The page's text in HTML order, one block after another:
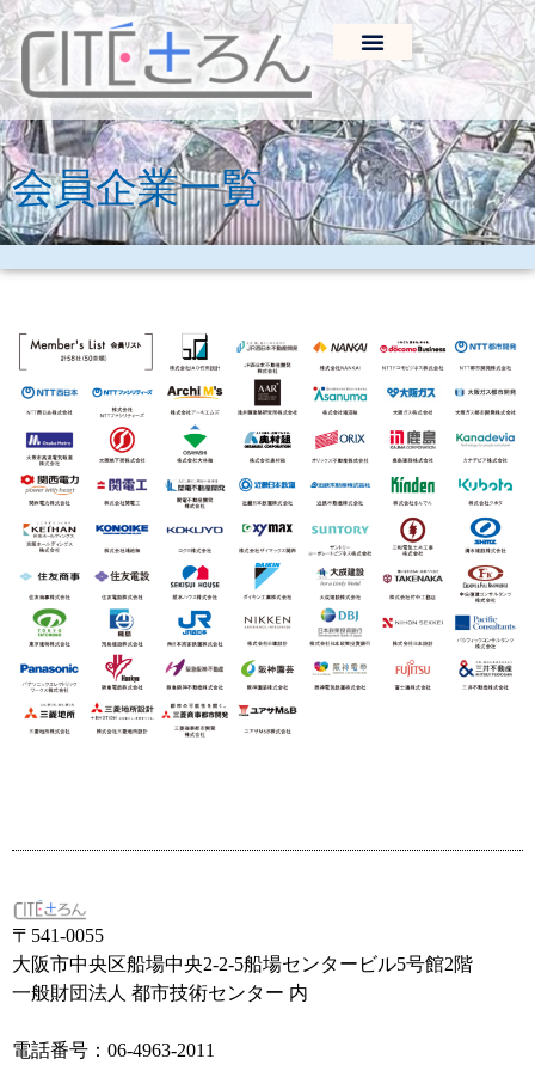
会員企業一覧
〒541-0055
大阪市中央区船場中央2-2-5船場センタービル5号館2階
一般財団法人 都市技術センター 内
電話番号：06-4963-2011